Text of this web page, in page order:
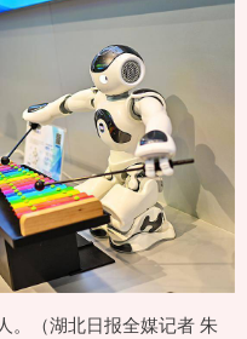
。（湖北日报全媒记者 朱